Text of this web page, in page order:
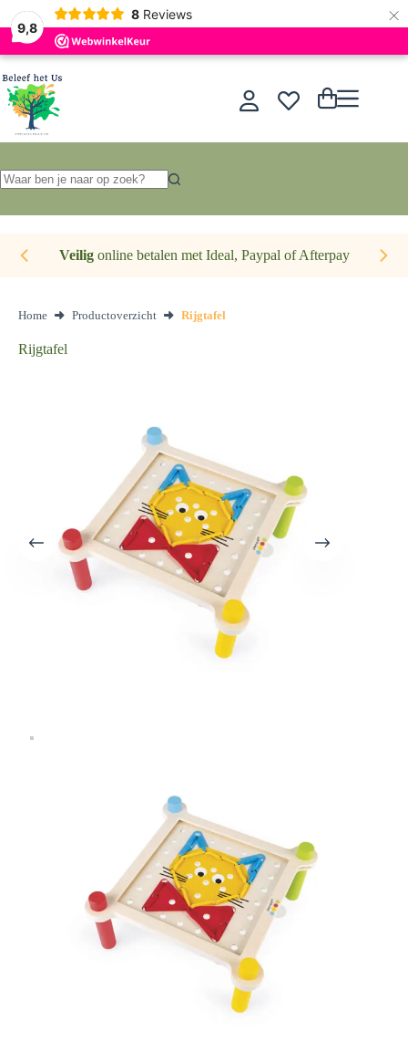
9,8
8 Reviews ×
Ga
naar
de
inhoud
Winkelwagen
resultaten
Veiligonline betalen met Ideal, Paypal of Afterpay
Home Productoverzicht Rijgtafel
Rijgtafel